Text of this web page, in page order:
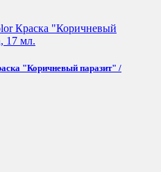
"Коричневый паразит" /